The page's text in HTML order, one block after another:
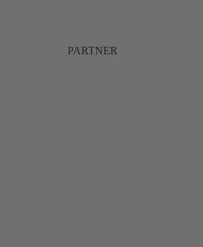
PARTNER